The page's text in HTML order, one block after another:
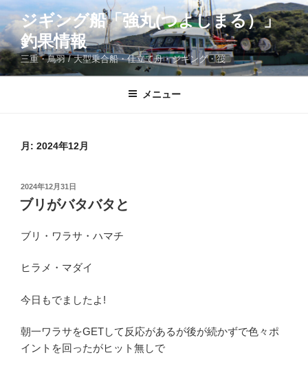
コ
ン
テ
ン
ツ
ジギング船「強丸(つよしまる）」
釣果情報
三重・鳥羽 / 大型乗合船・仕立て舟・ジギング・筏
メニュー
月: 2024年12月
投
稿
日:
2024年12月31日
ブリがバタバタと
ブリ・ワラサ・ハマチ
ヒラメ・マダイ
今日もでましたよ!
朝一ワラサをGETして反応があるが後が続かずで色々ポ
イントを回ったがヒット無しで